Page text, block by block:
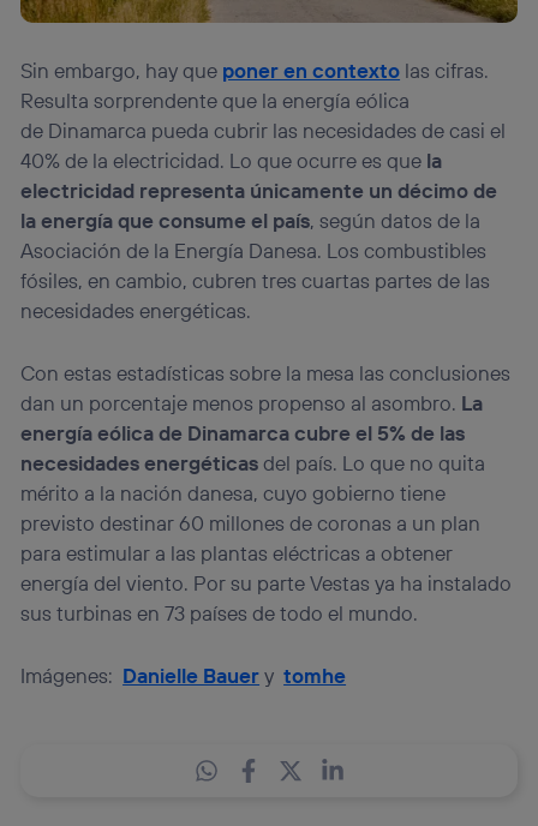
Sin embargo, hay que poner en contexto las cifras.
Resulta sorprendente que la energía eólica
de Dinamarca pueda cubrir las necesidades de casi el
40% de la electricidad. Lo que ocurre es que la
electricidad representa únicamente un décimo de
la energía que consume el país, según datos de la
Asociación de la Energía Danesa. Los combustibles
fósiles, en cambio, cubren tres cuartas partes de las
necesidades energéticas.
Con estas estadísticas sobre la mesa las conclusiones
dan un porcentaje menos propenso al asombro. La
energía eólica de Dinamarca cubre el 5% de las
necesidades energéticasdel país. Lo que no quita
mérito a la nación danesa, cuyo gobierno tiene
previsto destinar 60 millones de coronas a un plan
para estimular a las plantas eléctricas a obtener
energía del viento. Por su parte Vestas ya ha instalado
sus turbinas en 73 países de todo el mundo.
Imágenes: Danielle Bauerytomhe